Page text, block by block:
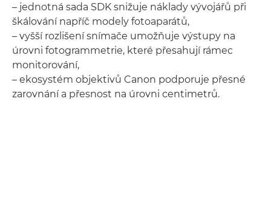
– jednotná sada SDK snižuje náklady vývojářů při
škálování napříč modely fotoaparátů,
– vyšší rozlišení snímače umožňuje výstupy na
úrovni fotogrammetrie, které přesahují rámec
monitorování,
– ekosystém objektivů Canon podporuje přesné
zarovnání a přesnost na úrovni centimetrů.